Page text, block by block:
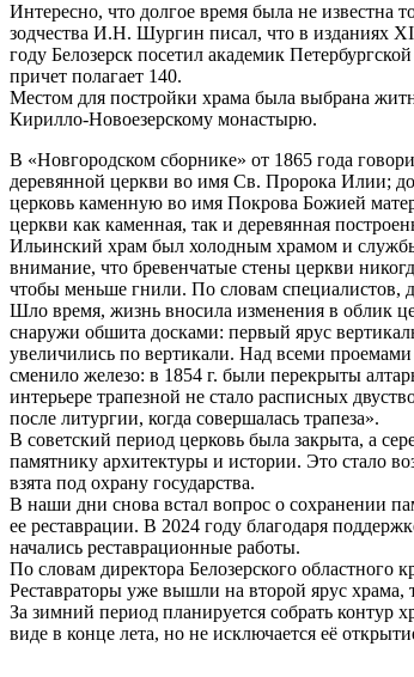
Интересно, что долгое время была не известна
зодчества И.Н. Шургин писал, что в изданиях
году Белозерск посетил академик
причет полагает 140.
Местом для постройки храма была выбрана
Кирилло-Новоезерскому монастырю.
В «Новгородском сборнике» от 1865 года
деревянной церкви во имя Св. Пророка Илии;
церковь каменную во имя Покрова Божией
церкви как каменная, так и деревянная
Ильинский храм был холодным храмом и
внимание, что бревенчатые стены церкви
чтобы меньше гнили. По словам специалистов,
Шло время, жизнь вносила изменения в облик
снаружи обшита досками: первый ярус
увеличились по вертикали. Над всеми
сменило железо: в 1854 г. были перекрыты
интерьере трапезной не стало расписных
после литургии, когда совершалась трапеза».
В советский период церковь была закрыта, а
памятнику архитектуры и истории. Это стало
взята под охрану государства.
В наши дни снова встал вопрос о сохранении
ее реставрации. В 2024 году благодаря
начались реставрационные работы.
По словам директора Белозерского областного
Реставраторы уже вышли на второй ярус храма,
За зимний период планируется собрать контур
виде в конце лета, но не исключается её